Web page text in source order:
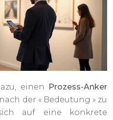
einen
Prozess-Anker
der « Bedeutung » zu
auf eine konkrete